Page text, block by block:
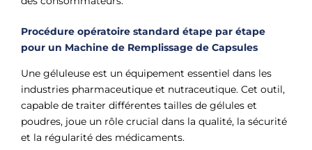
Procédure opératoire standard étape par étape
pour un Machine de Remplissage de Capsules
Une géluleuse est un équipement essentiel dans les
industries pharmaceutique et nutraceutique. Cet outil,
capable de traiter différentes tailles de gélules et
poudres, joue un rôle crucial dans la qualité, la sécurité
et la régularité des médicaments.